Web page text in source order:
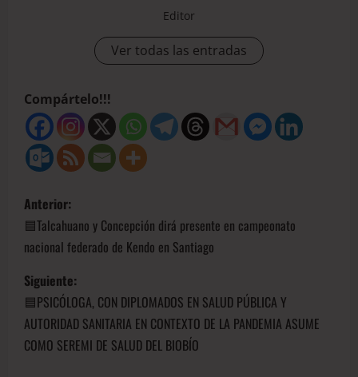
Editor
Ver todas las entradas
Compártelo!!!
Anterior:
🟦Talcahuano y Concepción dirá presente en campeonato
nacional federado de Kendo en Santiago
Siguiente:
🟦PSICÓLOGA, CON DIPLOMADOS EN SALUD PÚBLICA Y
AUTORIDAD SANITARIA EN CONTEXTO DE LA PANDEMIA ASUME
COMO SEREMI DE SALUD DEL BIOBÍO